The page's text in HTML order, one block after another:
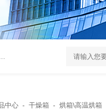
Mini
中心- 干燥箱 - 烘箱\高温烘箱